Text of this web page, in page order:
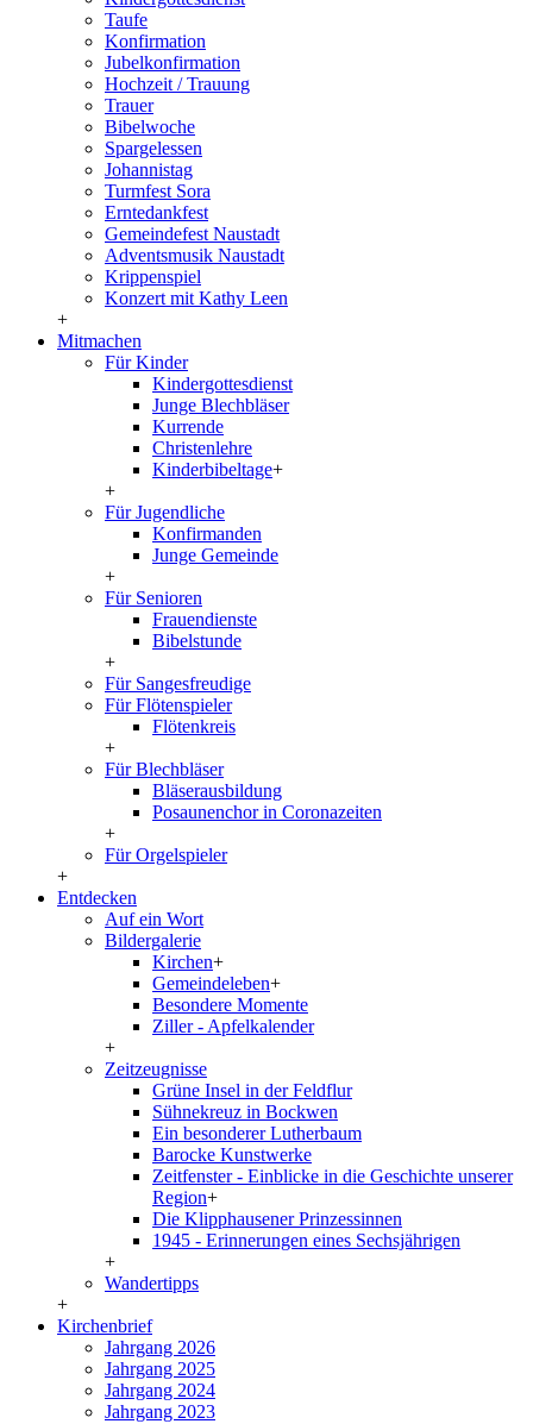
Taufe
Konfirmation
Jubelkonfirmation
Hochzeit / Trauung
Trauer
Bibelwoche
Spargelessen
Johannistag
Turmfest Sora
Erntedankfest
Gemeindefest Naustadt
Adventsmusik Naustadt
Krippenspiel
Konzert mit Kathy Leen
+
Mitmachen
Für Kinder
Kindergottesdienst
Junge Blechbläser
Kurrende
Christenlehre
Kinderbibeltage+
+
Für Jugendliche
Konfirmanden
Junge Gemeinde
+
Für Senioren
Frauendienste
Bibelstunde
+
Für Sangesfreudige
Für Flötenspieler
Flötenkreis
+
Für Blechbläser
Bläserausbildung
Posaunenchor in Coronazeiten
+
Für Orgelspieler
+
Entdecken
Auf ein Wort
Bildergalerie
Kirchen+
Gemeindeleben+
Besondere Momente
Ziller - Apfelkalender
+
Zeitzeugnisse
Grüne Insel in der Feldflur
Sühnekreuz in Bockwen
Ein besonderer Lutherbaum
Barocke Kunstwerke
Zeitfenster - Einblicke in die Geschichte unserer
Region+
Die Klipphausener Prinzessinnen
1945 - Erinnerungen eines Sechsjährigen
+
Wandertipps
+
Kirchenbrief
Jahrgang 2026
Jahrgang 2025
Jahrgang 2024
Jahrgang 2023